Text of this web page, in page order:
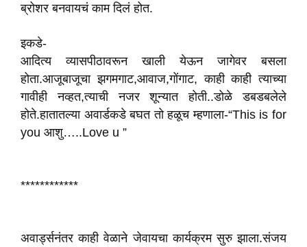
ब्रोशर बनवायचं काम दिलं होत.
इकडे-
आदित्य व्यासपीठावरून खाली येऊन जागेवर बसला
होता.आजूबाजूचा झगमगाट,आवाज,गोंगाट, काही काही त्याच्या
गावीही नव्हत,त्याची नजर शून्यात होती..डोळे डबडबलेले
होते.हातातल्या अवार्डकडे बघत तो हळूच म्हणाला-“This is for
you आशु…..Love u ”
************
अवार्ड्सनंतर काही वेळाने जेवायचा कार्यक्रम सुरु झाला.संजय